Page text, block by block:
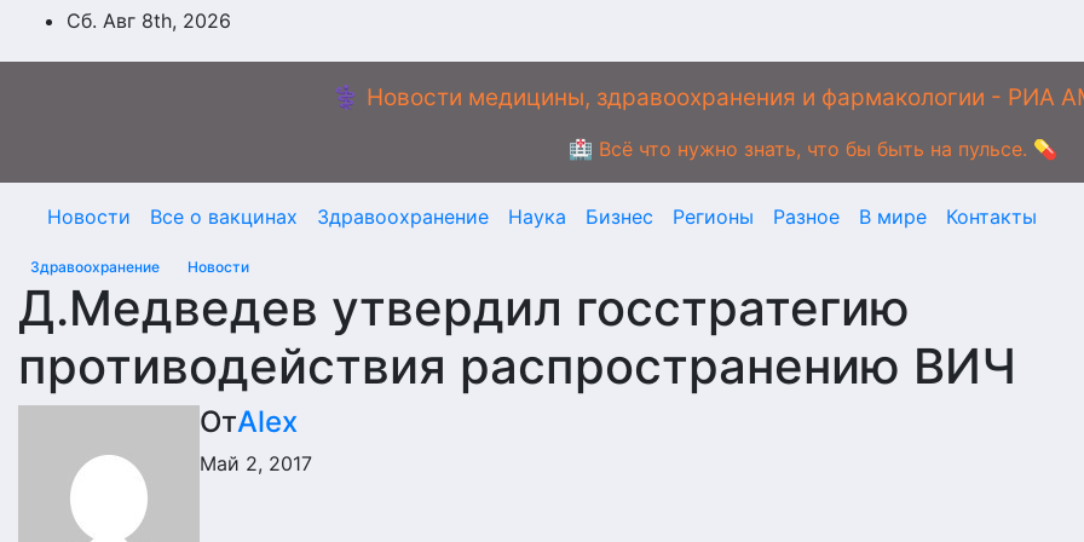
ПерейтиСб. Авг 8th, 2026
⚕️ Новости медицины, здравоохранения и фармакологии -
🏥 Всё что нужно знать, что бы быть на пульсе. 💊
Новости Все о вакцинах Здравоохранение Наука Бизнес Регионы Разное В мире Контакты
Здравоохранение Новости
Д.Медведев утвердил госстратегию
противодействия распространению ВИЧ
ОтAlex
Май 2, 2017